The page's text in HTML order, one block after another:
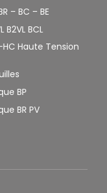
– BC – BE
BCL
Haute Tension
BP
BR PV